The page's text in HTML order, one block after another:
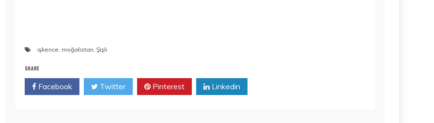
işkence, moğalistan, Şişli
SHARE
Facebook Twitter Pinterest Linkedin